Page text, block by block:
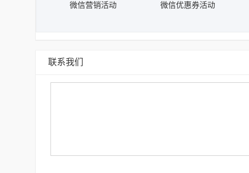
微信营销活动 微信优惠券活动
联系我们